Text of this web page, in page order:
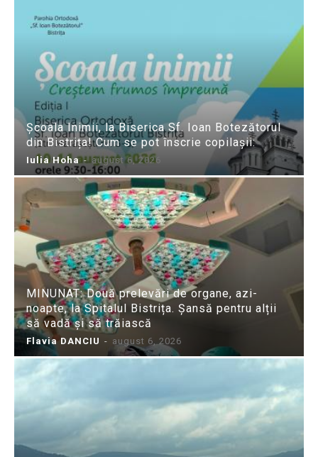
Școala Inimii, la Biserica Sf. Ioan Botezătorul
din Bistrița! Cum se pot înscrie copilașii:
Iulia Hoha - august 6, 2026
MINUNAT: Două prelevări de organe, azi-
noapte, la Spitalul Bistrița. Șansă pentru alții
să vadă și să trăiască
Flavia DANCIU - august 6, 2026